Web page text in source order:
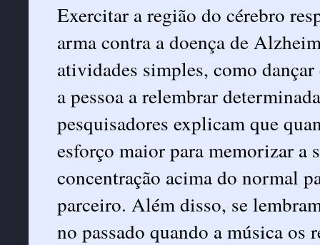
Exercitar a região do cérebro
arma contra a doença de
atividades simples, como
a pessoa a relembrar
pesquisadores explicam que
esforço maior para memorizar a
concentração acima do normal
parceiro. Além disso, se
no passado quando a música os